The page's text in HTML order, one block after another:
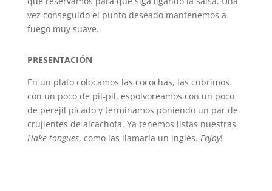
vez conseguido el punto deseado mantenemos a
fuego muy suave.
PRESENTACIÓN
En un plato colocamos las cocochas, las cubrimos
con un poco de pil-pil, espolvoreamos con un poco
de perejil picado y terminamos poniendo un par de
crujientes de alcachofa. Ya tenemos listas nuestras
Hake tongues, como las llamaría un inglés. Enjoy!